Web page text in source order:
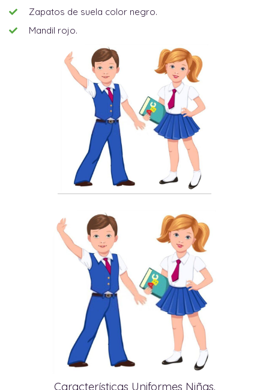
Zapatos de suela color negro.
Mandil rojo.
Características Uniformes Niñas.